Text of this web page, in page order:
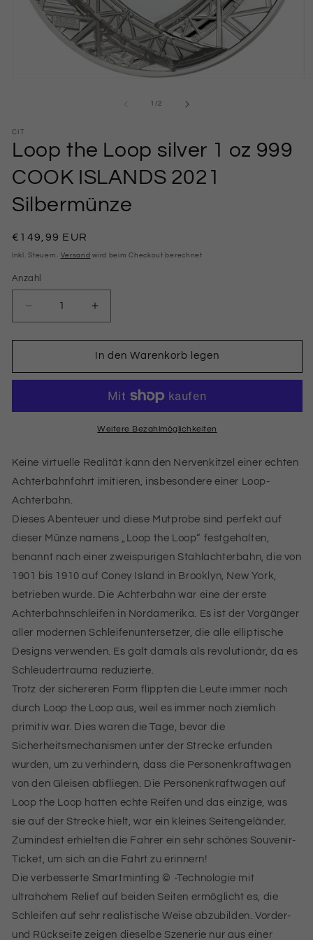
1 /von
2
CIT
Loop the Loop silver 1 oz 999
COOK ISLANDS 2021
Silbermünze
Normaler
Preis
€149,99 EUR
Inkl. Steuern. Versand wird beim Checkout berechnet
Anzahl
Anzahl
Verringere
die
Menge
Loop
silver
999
ISLANDS
2021
Silbermünze
Erhöhe
die
Menge
für
Loop
Loop
silver
1
999
ISLANDS
Silbermünze
In den Warenkorb legen
Weitere Bezahlmöglichkeiten
Keine virtuelle Realität kann den Nervenkitzel einer echten
Achterbahnfahrt imitieren, insbesondere einer Loop-
Achterbahn.
Dieses Abenteuer und diese Mutprobe sind perfekt auf
dieser Münze namens „Loop the Loop“ festgehalten,
benannt nach einer zweispurigen Stahlachterbahn, die von
1901 bis 1910 auf Coney Island in Brooklyn, New York,
betrieben wurde. Die Achterbahn war eine der erste
Achterbahnschleifen in Nordamerika. Es ist der Vorgänger
aller modernen Schleifenuntersetzer, die alle elliptische
Designs verwenden. Es galt damals als revolutionär, da es
Schleudertrauma reduzierte.
Trotz der sichereren Form flippten die Leute immer noch
durch Loop the Loop aus, weil es immer noch ziemlich
primitiv war. Dies waren die Tage, bevor die
Sicherheitsmechanismen unter der Strecke erfunden
wurden, um zu verhindern, dass die Personenkraftwagen
von den Gleisen abfliegen. Die Personenkraftwagen auf
Loop the Loop hatten echte Reifen und das einzige, was
sie auf der Strecke hielt, war ein kleines Seitengeländer.
Zumindest erhielten die Fahrer ein sehr schönes Souvenir-
Ticket, um sich an die Fahrt zu erinnern!
Die verbesserte Smartminting © -Technologie mit
ultrahohem Relief auf beiden Seiten ermöglicht es, die
Schleifen auf sehr realistische Weise abzubilden. Vorder-
und Rückseite zeigen dieselbe Szenerie nur aus einer